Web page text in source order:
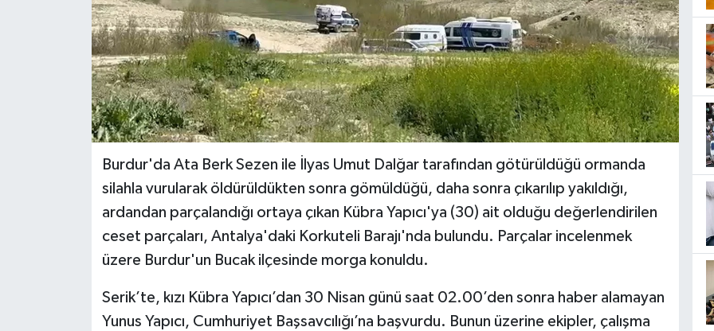
Burdur'da Ata Berk Sezen ile İlyas Umut Dalğar tarafından götürüldüğü ormanda
silahla vurularak öldürüldükten sonra gömüldüğü, daha sonra çıkarılıp yakıldığı,
ardandan parçalandığı ortaya çıkan Kübra Yapıcı'ya (30) ait olduğu değerlendirilen
ceset parçaları, Antalya'daki Korkuteli Barajı'nda bulundu. Parçalar incelenmek
üzere Burdur'un Bucak ilçesinde morga konuldu.
Serik’te, kızı Kübra Yapıcı’dan 30 Nisan günü saat 02.00’den sonra haber alamayan
Yunus Yapıcı, Cumhuriyet Başsavcılığı’na başvurdu. Bunun üzerine ekipler, çalışma
KURUMSAL